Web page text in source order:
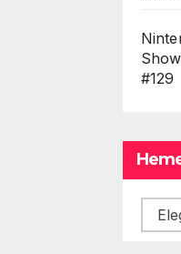
#129